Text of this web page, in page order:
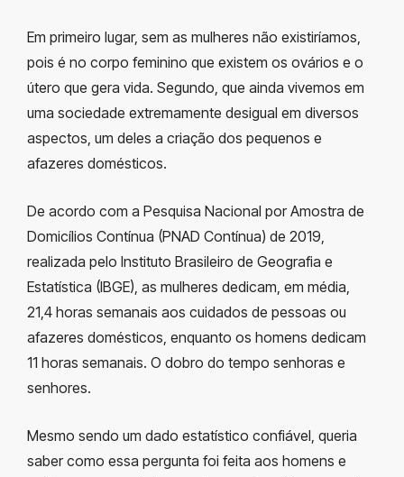
Em primeiro lugar, sem as mulheres não existiríamos,
pois é no corpo feminino que existem os ovários e o
útero que gera vida. Segundo, que ainda vivemos em
uma sociedade extremamente desigual em diversos
aspectos, um deles a criação dos pequenos e
afazeres domésticos.
De acordo com a Pesquisa Nacional por Amostra de
Domicílios Contínua (PNAD Contínua) de 2019,
realizada pelo Instituto Brasileiro de Geografia e
Estatística (IBGE), as mulheres dedicam, em média,
21,4 horas semanais aos cuidados de pessoas ou
afazeres domésticos, enquanto os homens dedicam
11 horas semanais. O dobro do tempo senhoras e
senhores.
Mesmo sendo um dado estatístico confiável, queria
saber como essa pergunta foi feita aos homens e